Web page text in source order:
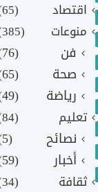
اقتصاد
(65)
منوعات
(385)
فن
(76)
صحة
(65)
رياضة
(49)
تعليم (84)
نصائح
(5)
أخبار
(59)
ثقافة
(34)